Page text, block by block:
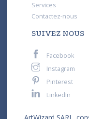
Services
Contactez-nous
SUIVEZ NOUS
Facebook
Instagram
Pinterest
LinkedIn
ArtWizard SARL.